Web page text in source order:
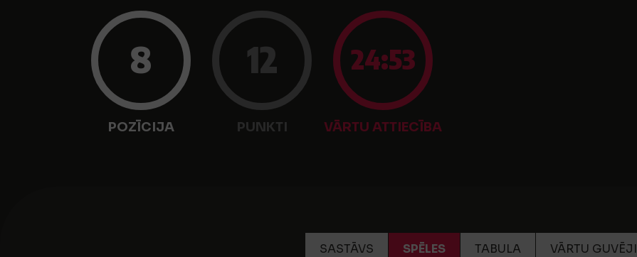
8
POZĪCIJA
12
PUNKTI
24:53
VĀRTU ATTIECĪBA
SASTĀVS SPĒLES TABULA VĀRTU GUVĒJI